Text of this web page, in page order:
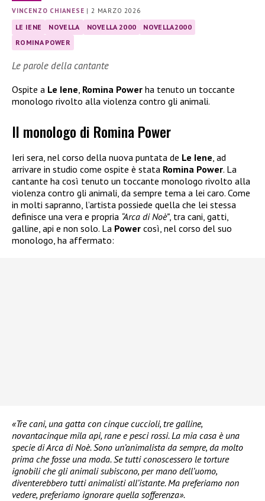
VINCENZO CHIANESE | 2 MARZO 2026
LE IENE NOVELLA NOVELLA 2000
NOVELLA2000
ROMINA POWER
Le parole della cantante
Ospite a Le Iene, Romina Power ha tenuto un toccante
monologo rivolto alla violenza contro gli animali.
Il monologo di Romina Power
Ieri sera, nel corso della nuova puntata de Le Iene , ad
arrivare in studio come ospite è stata Romina Power. La
cantante ha così tenuto un toccante monologo rivolto alla
violenza contro gli animali, da sempre tema a lei caro. Come
in molti sapranno, l’artista possiede quella che lei stessa
definisce una vera e propria “Arca di Noè”, tra cani, gatti,
galline, api e non solo. La Power così, nel corso del suo
monologo, ha affermato:
«Tre cani, una gatta con cinque cuccioli, tre galline,
novantacinque mila api, rane e pesci rossi. La mia casa è una
specie di Arca di Noè. Sono un’animalista da sempre, da molto
prima che fosse una moda. Se tutti conoscessero le torture
ignobili che gli animali subiscono, per mano dell’uomo,
diventerebbero tutti animalisti all’istante. Ma preferiamo non
vedere, preferiamo ignorare quella sofferenza».